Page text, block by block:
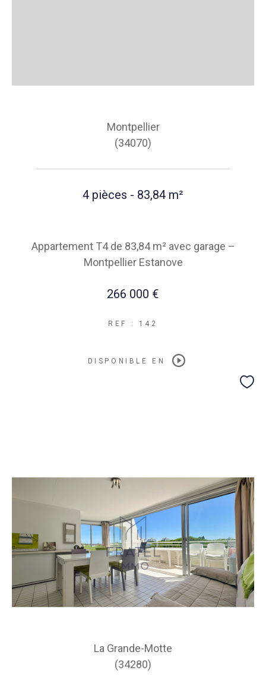
Montpellier
(34070)
4 pièces - 83,84 m²
Appartement T4 de 83,84 m² avec garage –
Montpellier Estanove
266 000 €
REF : 142
DISPONIBLE EN
La Grande-Motte
(34280)